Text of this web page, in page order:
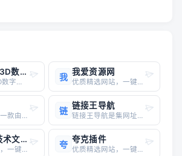
魔珐有言，3D数字人AI视频生成平台
魔珐有言：3D数字人AI视频生成平台魔珐有言是一款革命性的3D数字人AI视频生成工具，致力于为用户提供零门槛、易上手的视频创作体验。无论您是个人创作者还是企业用户，都能轻松驾驭这款强大的工具，快速生成高质量的3D数字人视频，满足各种视频制作需求。无需专业技能，轻松上手： 零门槛
我 我爱资源网
优质精选网站，一键直达
小飞机网盘是一款由福建顶好信息技术有限公司开发的云存储服务产品，具有以下特点和功能：核心功能永不限速：所有用户均可享受上传和下载不限速的权益，无需开通会员。免登录下载：500MB以内的文件支持免登录下载，分享链接后接收方无需注册或登录即可直接下载。无损存储：支持图片、视频等文件的无损
链 链接王导航
链接王导航是集网址、资源、工具于一体的学习导航网站，为用户提供超强的聚合搜索引擎，欢迎您来体验!
先知社区-技术文章
优质精选网站，一键直达
夸 夸克插件
优质精选网站，一键直达